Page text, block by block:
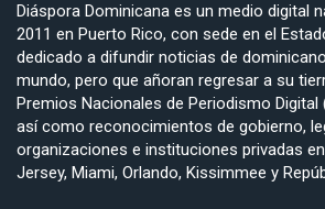
Diáspora Dominicana es un medio digital
2011 en Puerto Rico, con sede en el
dedicado a difundir noticias de
mundo, pero que añoran regresar a su
Premios Nacionales de Periodismo Digital
así como reconocimientos de gobierno,
organizaciones e instituciones privadas
Jersey, Miami, Orlando, Kissimmee y